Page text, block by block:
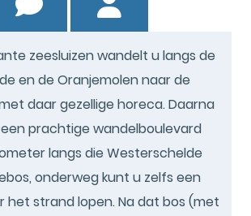
zeesluizen wandelt u langs de
en de Oranjemolen naar de
daar gezellige horeca. Daarna
prachtige wandelboulevard
langs die Westerschelde
onderweg kunt u zelfs een
het strand lopen. Na dat bos (met